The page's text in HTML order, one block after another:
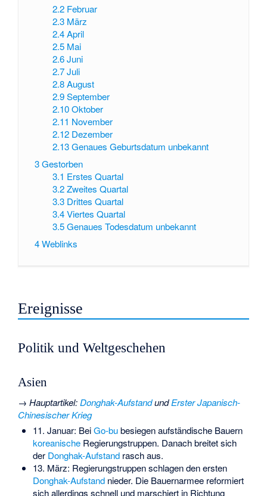
2.2 Februar
2.3 März
2.4 April
2.5 Mai
2.6 Juni
2.7 Juli
2.8 August
2.9 September
2.10 Oktober
2.11 November
2.12 Dezember
2.13 Genaues Geburtsdatum unbekannt
3Gestorben
3.1 Erstes Quartal
3.2 Zweites Quartal
3.3 Drittes Quartal
3.4 Viertes Quartal
3.5 Genaues Todesdatum unbekannt
4Weblinks
Ereignisse
Politik und Weltgeschehen
Asien
→Hauptartikel:Donghak-AufstandundErster Japanisch-
Chinesischer Krieg
11. Januar: BeiGo-bubesiegen aufständische Bauern
koreanischeRegierungstruppen. Danach breitet sich
der Donghak-Aufstandrasch aus.
13. März: Regierungstruppen schlagen den ersten
Donghak-Aufstandnieder. Die Bauernarmee reformiert
sich allerdings schnell und marschiert in Richtung